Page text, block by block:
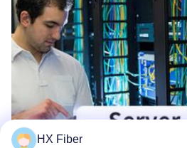
HX Fiber